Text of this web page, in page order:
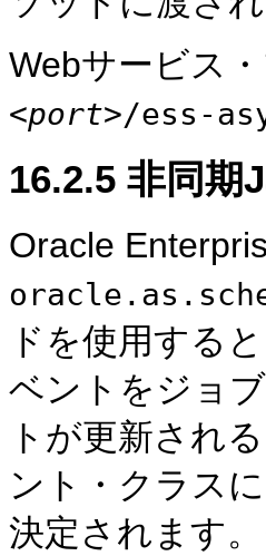
Webサービス
<port>/ess-
16.2.5 非同期
Oracle
ドを使用する
ベントをジョ
トが更新され
ント・クラスに
決定されます